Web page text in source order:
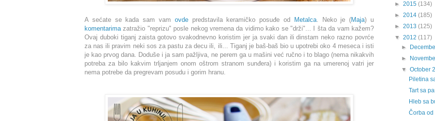
A sećate se kada sam vam ovdepredstavila keramičko posuđe od Metalca. Neko je (Maja) u
komentarimazatražio "reprizu" posle nekog vremena da vidimo kako se "drži"... I šta da vam kažem?
Ovaj duboki tiganj zaista gotovo svakodnevno koristim jer ja svaki dan ili dinstam neko razno povrće
za nas ili pravim neki sos za pastu za decu ili, ili... Tiganj je baš-baš bio u upotrebi oko 4 meseca i isti
je kao prvog dana. Doduše i ja sam pažljiva, ne perem ga u mašini već ručno i to blago (nema nikakvih
potreba za bilo kakvim trljanjem onom oštrom stranom sunđera) i koristim ga na umerenoj vatri jer
nema potrebe da pregrevam posudu i gorim hranu.
► 2015 (134)
► 2014 (185)
► 2013 (125)
▼ 2012 (117)
►
►
▼ October
Piletina
Tart sa
Hleb sa
Čorba